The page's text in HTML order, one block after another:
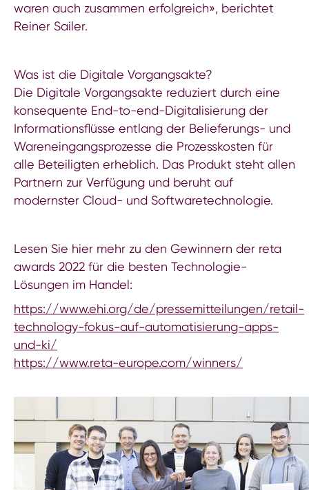
waren auch zusammen erfolgreich», berichtet
Reiner Sailer.
Was ist die Digitale Vorgangsakte?
Die Digitale Vorgangsakte reduziert durch eine
konsequente End-to-end-Digitalisierung der
Informationsflüsse entlang der Belieferungs- und
Wareneingangsprozesse die Prozesskosten für
alle Beteiligten erheblich. Das Produkt steht allen
Partnern zur Verfügung und beruht auf
modernster Cloud- und Softwaretechnologie.
Lesen Sie hier mehr zu den Gewinnern der reta
awards 2022 für die besten Technologie-
Lösungen im Handel:
https://www.ehi.org/de/pressemitteilungen/retail-
technology-fokus-auf-automatisierung-apps-
und-ki/
https://www.reta-europe.com/winners/